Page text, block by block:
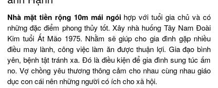
Nhà mặt tiền rộng 10m mái ngóihợp với tuổi gia chủ và có
những đặc điểm phong thủy tốt. Xây nhà huống Tây Nam Đoài
Kim tuổi Ất Mão 1975. Nhằm sẽ giúp cho gia đình gặp nhiều
điều may lành, công việc làm ăn được thuận lợi. Gia đạo bình
yên, bệnh tật tránh xa. Đó là điều kiện để gia đình sung túc ấm
no. Vợ chồng yêu thương thông cảm cho nhau cùng nhau giáo
dục con cái nên những người có ích cho xã hội.